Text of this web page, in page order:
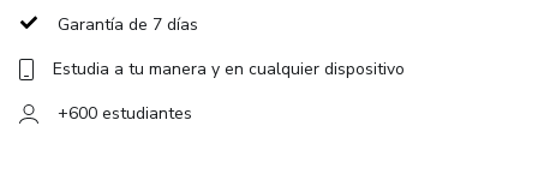
Garantía de 7 días
Estudia a tu manera y en cualquier dispositivo
+600 estudiantes